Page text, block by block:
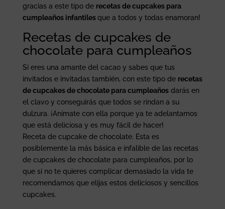
gracias a este tipo de recetas de cupcakes para
cumpleaños infantilesque a todos y todas enamoran!
Recetas de cupcakes de
chocolate para cumpleaños
Si eres una amante del cacao y sabes que tus
invitados e invitadas también, con este tipo de recetas
de cupcakes de chocolate para cumpleañosdarás en
el clavo y conseguirás que todos se rindan a su
dulzura. ¡Anímate con ella porque ya te adelantamos
que está deliciosa y es muy fácil de hacer!
Receta de cupcake de chocolate. Esta es
posiblemente la más básica e infalible de las recetas
de cupcakes de chocolate para cumpleaños, por lo
que si no te quieres complicar demasiado la vida te
recomendamos que elijas estos deliciosos y sencillos
cupcakes.